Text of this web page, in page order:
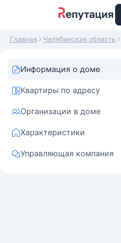
Главная Челябинская область
Информация о доме
Квартиры по адресу
Организации в доме
Характеристики
Управляющая компания